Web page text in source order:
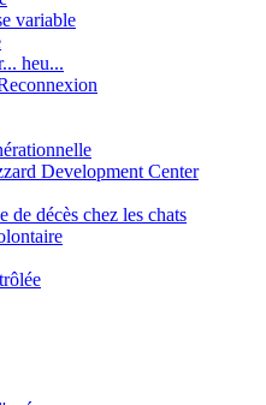
variable
heu...
Development Center
de décès chez les chats